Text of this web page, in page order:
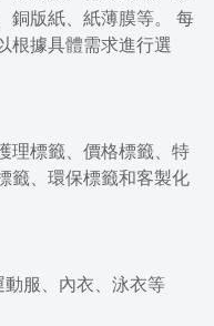
銅版紙、紙薄膜等。 每
根據具體需求進行選
理標籤、價格標籤、特
籤、環保標籤和客製化
服、內衣、泳衣等